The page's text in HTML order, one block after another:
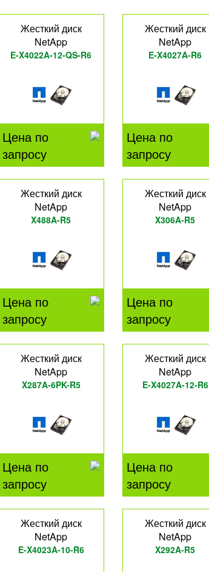
Жесткий диск
NetApp
E-X4022A-12-QS-R6
Цена по
запросу
Жесткий диск
NetApp
E-X4027A-R6
Цена по
запросу
Жесткий диск
NetApp
X488A-R5
Цена по
запросу
Жесткий диск
NetApp
X306A-R5
Цена по
запросу
Жесткий диск
NetApp
X287A-6PK-R5
Цена по
запросу
Жесткий диск
NetApp
E-X4027A-12-R6
Цена по
запросу
Жесткий диск
NetApp
E-X4023A-10-R6
Жесткий диск
NetApp
X292A-R5